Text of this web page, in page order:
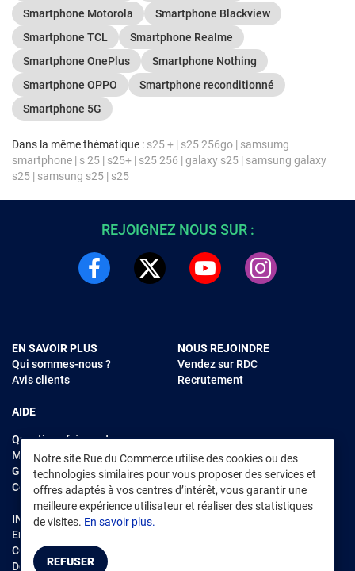
Smartphone Motorola
Smartphone Blackview
Smartphone TCL
Smartphone Realme
Smartphone OnePlus
Smartphone Nothing
Smartphone OPPO
Smartphone reconditionné
Smartphone 5G
Dans la même thématique : s25 + | s25 256go | samsumg
smartphone | s 25 | s25+ | s25 256 | galaxy s25 | samsung galaxy
s25 | samsung s25 | s25
Notre site Rue du Commerce utilise des cookies ou des
technologies similaires pour vous proposer des services et
offres adaptés à vos centres d’intérêt, vous garantir une
meilleure expérience utilisateur et réaliser des statistiques
de visites. En savoir plus.
REFUSER
REJOIGNEZ NOUS SUR :
EN SAVOIR PLUS
Qui sommes-nous ?
Avis clients
AIDE
Questions fréquentes
Modes de règlements
Garantie et retours
Contacter Rue du Commerce
NOUS REJOINDRE
Vendez sur RDC
Recrutement
INFORMATIONS LÉGALES
Environnement
CGV /CGU Marketplace
Données personnelles